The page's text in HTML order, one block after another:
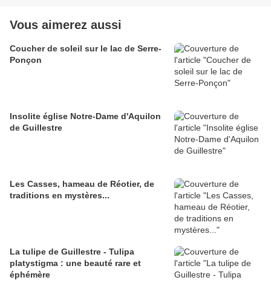
Vous aimerez aussi
Coucher de soleil sur le lac de Serre-
Ponçon
Insolite église Notre-Dame d'Aquilon
de Guillestre
Les Casses, hameau de Réotier, de
traditions en mystères...
La tulipe de Guillestre - Tulipa
platystigma : une beauté rare et
éphémère